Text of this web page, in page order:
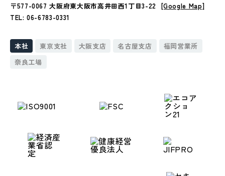
〒577-0067 大阪府東大阪市高井田西1丁目3-22 [Google Map]
TEL: 06-6783-0331
本社 東京支社 大阪支店 名古屋支店
福岡営業所
奈良工場